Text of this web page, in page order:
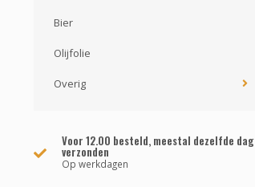
Bier
Olijfolie
Overig
Voor 12.00 besteld, meestal dezelfde dag
verzonden
Op werkdagen